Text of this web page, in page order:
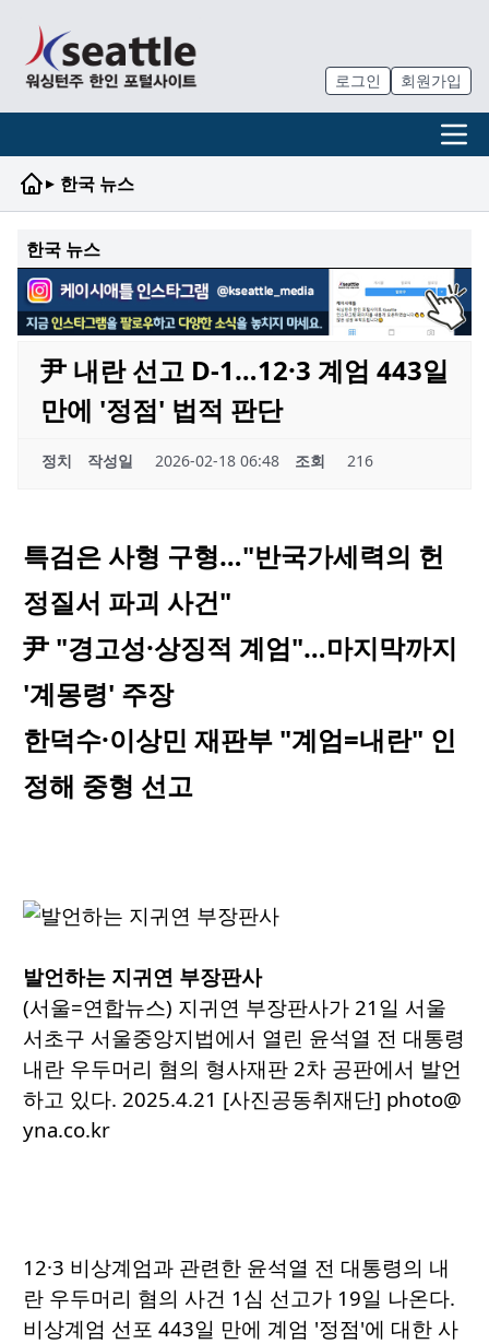
로그인 회원가입
▸ 한국 뉴스
한국 뉴스
尹 내란 선고 D-1…12·3 계엄 443일
만에 '정점' 법적 판단
정치 작성일 2026-02-18 06:48 조회 216
특검은 사형 구형…"반국가세력의 헌
정질서 파괴 사건"
尹 "경고성·상징적 계엄"…마지막까지
'계몽령' 주장
한덕수·이상민 재판부 "계엄=내란" 인
정해 중형 선고
발언하는 지귀연 부장판사
(서울=연합뉴스) 지귀연 부장판사가 21일 서울
서초구 서울중앙지법에서 열린 윤석열 전 대통령
내란 우두머리 혐의 형사재판 2차 공판에서 발언
하고 있다. 2025.4.21 [사진공동취재단] photo@
yna.co.kr
12·3 비상계엄과 관련한 윤석열 전 대통령의 내
란 우두머리 혐의 사건 1심 선고가 19일 나온다.
비상계엄 선포 443일 만에 계엄 '정점'에 대한 사